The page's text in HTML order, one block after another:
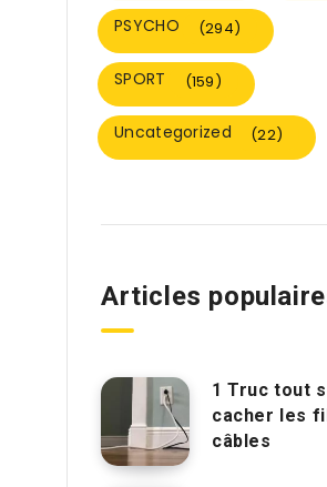
PSYCHO (294)
SPORT (159)
Uncategorized (22)
Articles
1 Truc tout
cacher les
câbles